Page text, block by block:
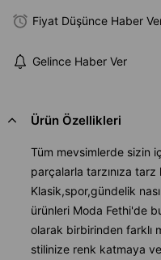
Fiyat Düşünce Haber
Gelince Haber Ver
Ürün Özellikleri
Tüm mevsimlerde sizin
parçalarla tarzınıza
Klasik,spor,gündelik
ürünleri Moda Fethi'de
olarak birbirinden farklı
stilinize renk katmaya ve